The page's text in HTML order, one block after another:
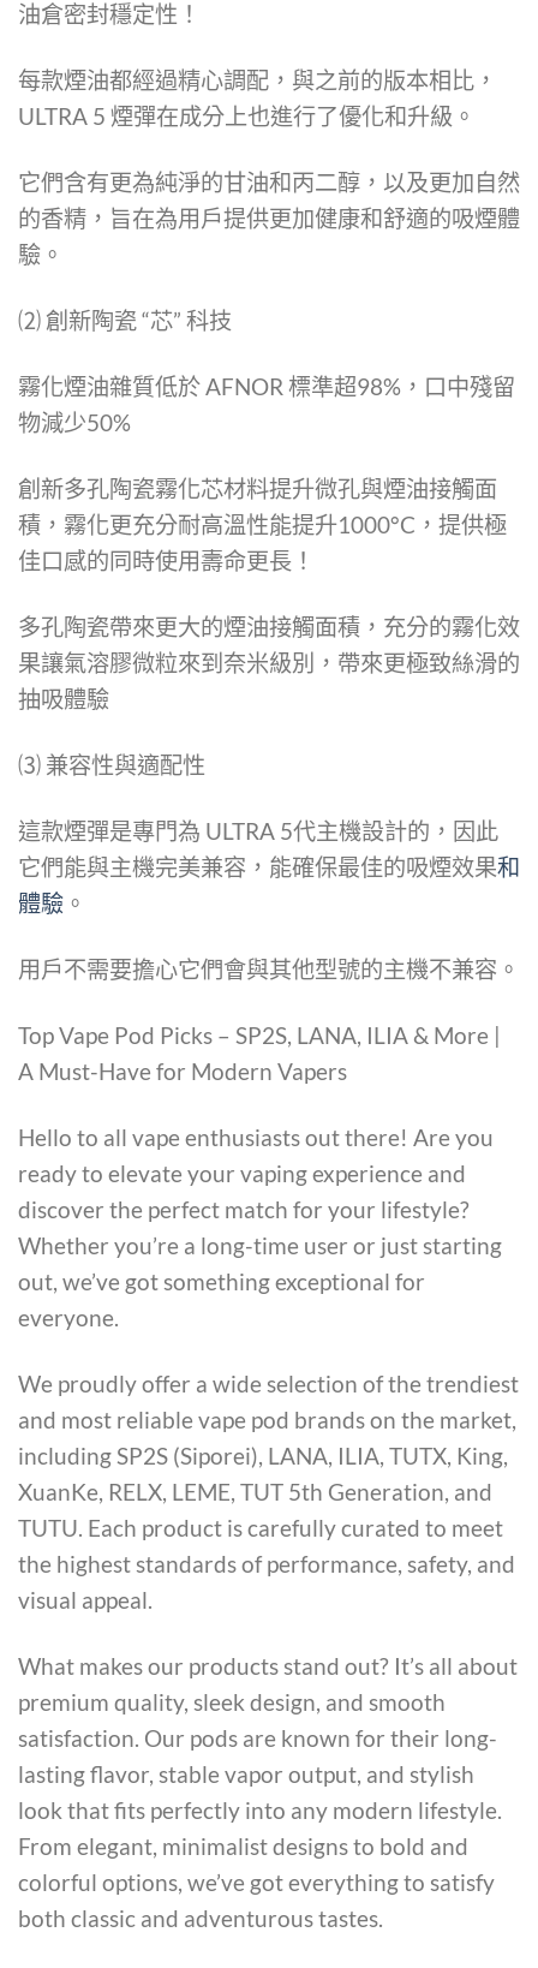
油倉密封穩定性！
每款煙油都經過精心調配，與之前的版本相比，
ULTRA 5 煙彈在成分上也進行了優化和升級。
它們含有更為純淨的甘油和丙二醇，以及更加自然
的香精，旨在為用戶提供更加健康和舒適的吸煙體
驗。
⑵ 創新陶瓷 “芯” 科技
霧化煙油雜質低於 AFNOR 標準超98%，口中殘留
物減少50%
創新多孔陶瓷霧化芯材料提升微孔與煙油接觸面
積，霧化更充分耐高溫性能提升1000°C，提供極
佳口感的同時使用壽命更長！
多孔陶瓷帶來更大的煙油接觸面積，充分的霧化效
果讓氣溶膠微粒來到奈米級別，帶來更極致絲滑的
抽吸體驗
⑶ 兼容性與適配性
這款煙彈是專門為 ULTRA 5代主機設計的，因此
它們能與主機完美兼容，能確保最佳的吸煙效果和
體驗 。
用戶不需要擔心它們會與其他型號的主機不兼容。
Top Vape Pod Picks – SP2S, LANA, ILIA & More |
A Must-Have for Modern Vapers
Hello to all vape enthusiasts out there! Are you
ready to elevate your vaping experience and
discover the perfect match for your lifestyle?
Whether you’re a long-time user or just starting
out, we’ve got something exceptional for
everyone.
We proudly offer a wide selection of the trendiest
and most reliable vape pod brands on the market,
including SP2S (Siporei), LANA, ILIA, TUTX, King,
XuanKe, RELX, LEME, TUT 5th Generation, and
TUTU. Each product is carefully curated to meet
the highest standards of performance, safety, and
visual appeal.
What makes our products stand out? It’s all about
premium quality, sleek design, and smooth
satisfaction. Our pods are known for their long-
lasting flavor, stable vapor output, and stylish
look that fits perfectly into any modern lifestyle.
From elegant, minimalist designs to bold and
colorful options, we’ve got everything to satisfy
both classic and adventurous tastes.